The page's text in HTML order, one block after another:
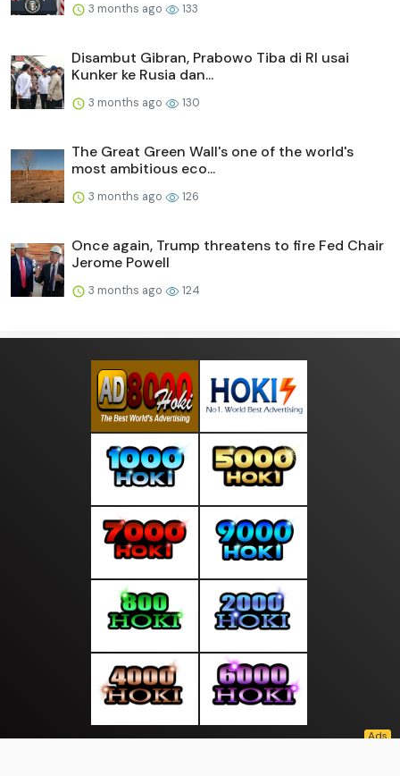
3 months ago 133
Disambut Gibran, Prabowo Tiba di RI usai
Kunker ke Rusia dan...
3 months ago 130
The Great Green Wall's one of the world's
most ambitious eco...
3 months ago 126
Once again, Trump threatens to fire Fed Chair
Jerome Powell
3 months ago 124